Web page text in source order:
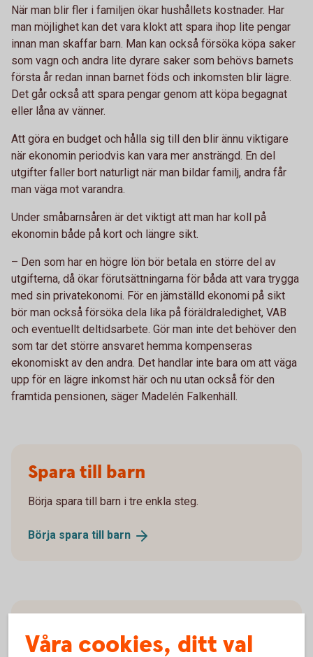
När man blir fler i familjen ökar hushållets kostnader. Har
man möjlighet kan det vara klokt att spara ihop lite pengar
innan man skaffar barn. Man kan också försöka köpa saker
som vagn och andra lite dyrare saker som behövs barnets
första år redan innan barnet föds och inkomsten blir lägre.
Det går också att spara pengar genom att köpa begagnat
eller låna av vänner.
Att göra en budget och hålla sig till den blir ännu viktigare
när ekonomin periodvis kan vara mer ansträngd. En del
utgifter faller bort naturligt när man bildar familj, andra får
man väga mot varandra.
Under småbarnsåren är det viktigt att man har koll på
ekonomin både på kort och längre sikt.
– Den som har en högre lön bör betala en större del av
utgifterna, då ökar förutsättningarna för båda att vara trygga
med sin privatekonomi. För en jämställd ekonomi på sikt
bör man också försöka dela lika på föräldraledighet, VAB
och eventuellt deltidsarbete. Gör man inte det behöver den
som tar det större ansvaret hemma kompenseras
ekonomiskt av den andra. Det handlar inte bara om att väga
upp för en lägre inkomst här och nu utan också för den
framtida pensionen, säger Madelén Falkenhäll.
Spara till barn
Börja spara till barn i tre enkla steg.
Börja spara till barn
Barn- och ungdomsguiden
Våra cookies, ditt val